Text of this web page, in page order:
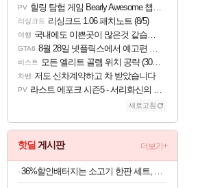
PV 힐링 탐험 게임 Bearly Awesome 챕터 1 트레일러
리싱크드 리싱크드 1.06 패치노트 (8/5)
여행 국내에도 이쁜곳이 많은것 같습니다
GTA6 8월 28일 넷플릭스에서 예고편 공개 예정
비스트 모든 엘리트 골렘 위치 공략 (30개) - 방랑 결투가
차벤 저도 신차계약하고 차 받았습니다
PV 라스트 에포크 시즌5 - 서리화신의 분노 티저
새로고침
핫딜 게시판 더보기+
36%할인배터지는 소고기 한판 세트, 등심살 300g + 살치살 200g + 부채살 200g + 갈비살 200g + 우삼겹 300g, 1.2kg, 1세트